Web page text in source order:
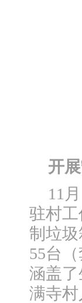
开
11
驻村
制垃
55台
涵盖
满寺